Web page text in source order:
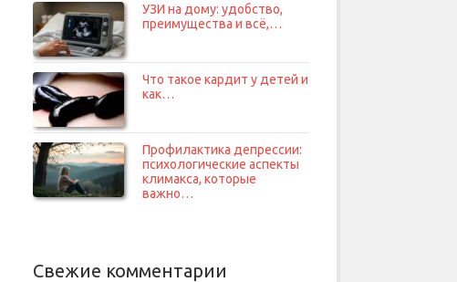
УЗИ на дому: удобство,
преимущества и всё,…
Что такое кардит у детей и
как…
Профилактика депрессии:
психологические аспекты
климакса, которые
важно…
Свежие комментарии